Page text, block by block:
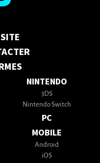
NINTENDO
3DS
Nintendo Switch
PC
MOBILE
Android
iOS